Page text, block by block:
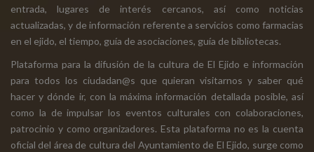
entrada, lugares de interés cercanos, así como noticias
actualizadas, y de información referente a servicios como farmacias
en el ejido, el tiempo, guía de asociaciones, guía de bibliotecas.
Plataforma para la difusión de la cultura de El Ejido e información
para todos los ciudadan@s que quieran visitarnos y saber qué
hacer y dónde ir, con la máxima información detallada posible, así
como la de impulsar los eventos culturales con colaboraciones,
patrocinio y como organizadores. Esta plataforma no es la cuenta
oficial del área de cultura del Ayuntamiento de El Ejido, surge como